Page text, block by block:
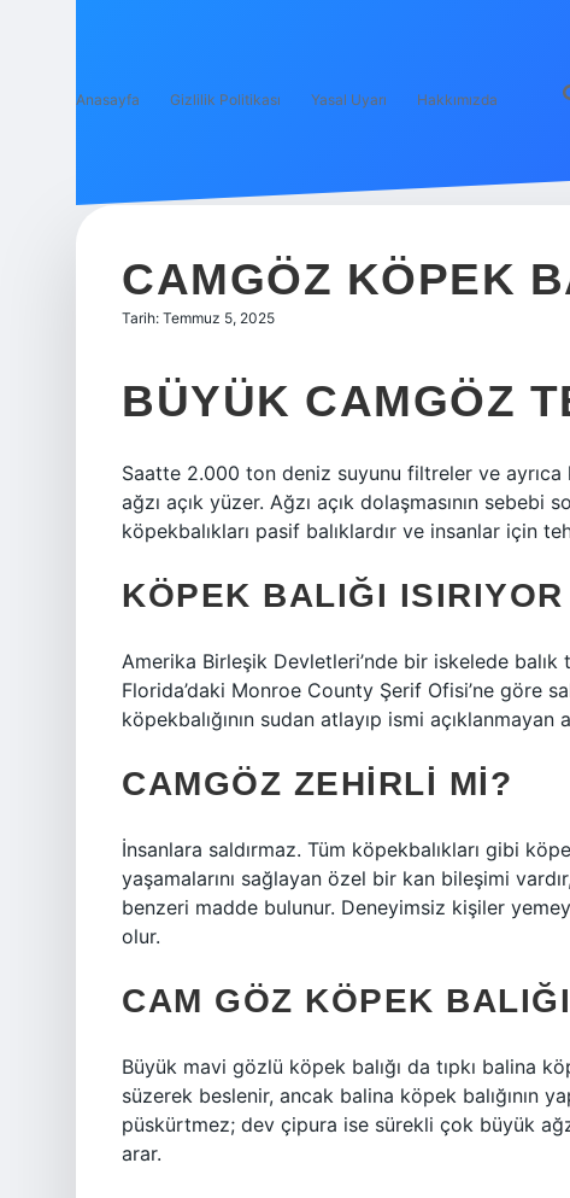
Anasayfa Gizlilik Politikası Yasal Uyarı Hakkımızda
CAMGÖZ KÖPEK
Tarih: Temmuz 5, 2025
BÜYÜK CAMGÖZ
Saatte 2.000 ton deniz suyunu filtreler ve ayrıca
ağzı açık yüzer. Ağzı açık dolaşmasının sebebi
köpekbalıkları pasif balıklardır ve insanlar için
KÖPEK BALIĞI ISIRIYOR
Amerika Birleşik Devletleri’nde bir iskelede balık
Florida’daki Monroe County Şerif Ofisi’ne göre
köpekbalığının sudan atlayıp ismi açıklanmayan
CAMGÖZ ZEHIRLI MI?
İnsanlara saldırmaz. Tüm köpekbalıkları gibi
yaşamalarını sağlayan özel bir kan bileşimi
benzeri madde bulunur. Deneyimsiz kişiler
olur.
CAM GÖZ KÖPEK
Büyük mavi gözlü köpek balığı da tıpkı balina
süzerek beslenir, ancak balina köpek balığının
püskürtmez; dev çipura ise sürekli çok büyük
arar.